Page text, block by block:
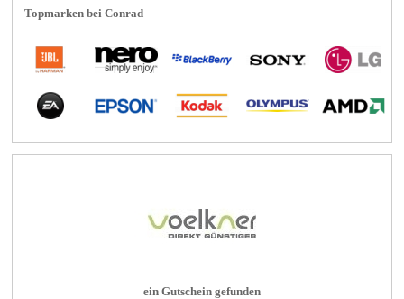
Topmarken bei Conrad
ein Gutschein gefunden